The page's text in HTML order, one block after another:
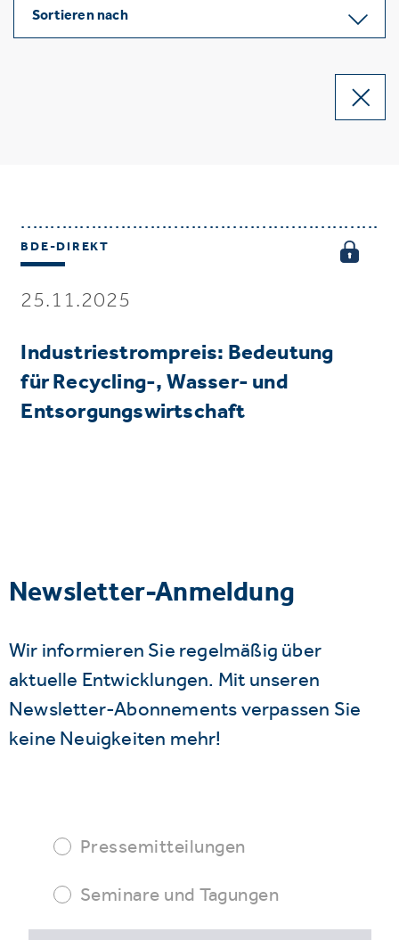
Sortieren nach
BDE-DIREKT
25.11.2025
Industriestrompreis: Bedeutung
für Recycling-, Wasser- und
Entsorgungswirtschaft
Newsletter-Anmeldung
Wir informieren Sie regelmäßig über
aktuelle Entwicklungen. Mit unseren
Newsletter-Abonnements verpassen Sie
keine Neuigkeiten mehr!
Pressemitteilungen
Seminare und Tagungen